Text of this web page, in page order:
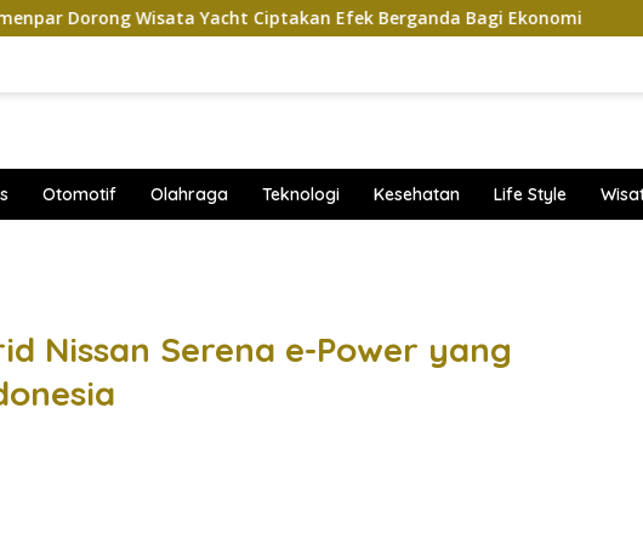
Yacht Ciptakan Efek Berganda Bagi Ekonomi Penampilan
Otomotif Olahraga Teknologi Kesehatan Life Style
Nissan Serena e-Power yang